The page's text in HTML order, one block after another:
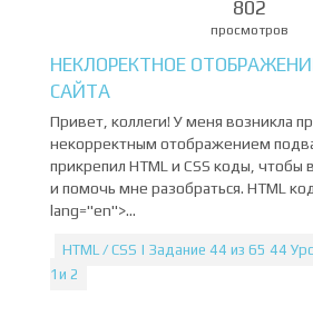
802
просмотров
НЕКЛОРЕКТНОЕ
САЙТА
Привет, коллеги! У меня возникла
некорректным отображением
прикрепил HTML и CSS коды, чтобы
и помочь мне разобраться. HTML
lang="en">...
HTML / CSS | Задание 44 из 65 44
1и 2